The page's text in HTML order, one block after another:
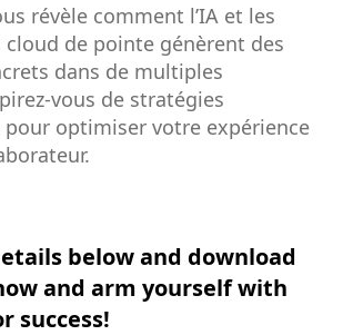
révèle comment l’IA et les
de pointe génèrent des
dans de multiples
vous de stratégies
optimiser votre expérience
below and download
and arm yourself with
success!